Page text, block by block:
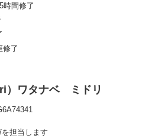
間修了
修了
）ワタナベ ミドリ
担当します